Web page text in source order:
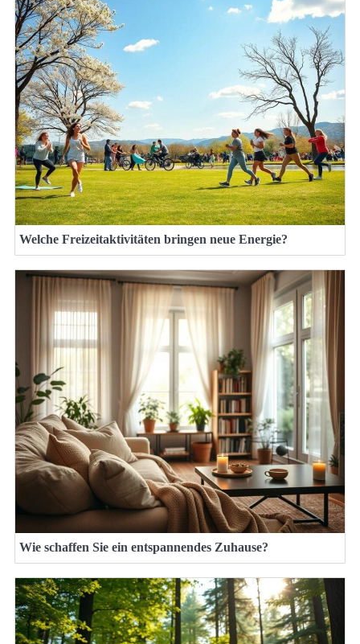
Welche Freizeitaktivitäten bringen neue Energie?
Wie schaffen Sie ein entspannendes Zuhause?